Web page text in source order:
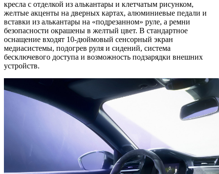
кресла с отделкой из алькантары и клетчатым рисунком,
желтые акценты на дверных картах, алюминиевые педали и
вставки из алькантары на «подрезанном» руле, а ремни
безопасности окрашены в желтый цвет. В стандартное
оснащение входят 10-дюймовый сенсорный экран
медиасистемы, подогрев руля и сидений, система
бесключевого доступа и возможность подзарядки внешних
устройств.